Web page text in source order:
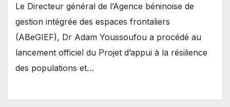
Le Directeur général de l’Agence béninoise de
gestion intégrée des espaces frontaliers
(ABeGIEF), Dr Adam Youssoufou a procédé au
lancement officiel du Projet d’appui à la résilience
des populations et…